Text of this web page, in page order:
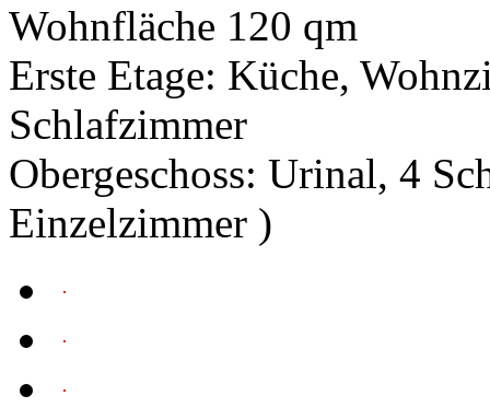
Wohnfläche 120 qm
Erste Etage: Küche,
Schlafzimmer
Obergeschoss: Urinal, 4
Einzelzimmer )